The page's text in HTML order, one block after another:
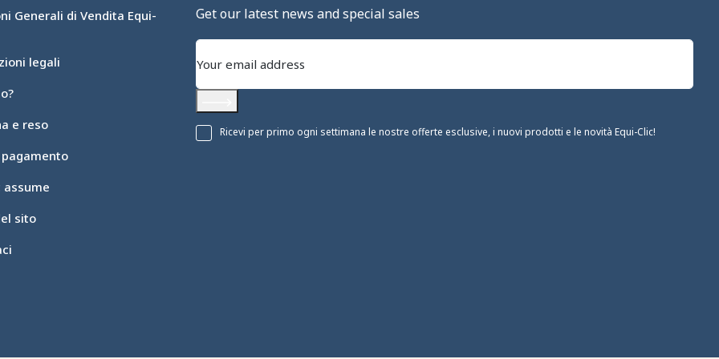
Generali di Vendita Equi-
legali
e reso
assume
sito
Get our latest news and special sales
Ricevi per primo ogni settimana le nostre offerte esclusive, i nuovi prodotti e le novità Equi-Clic!